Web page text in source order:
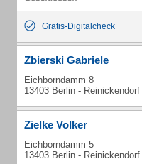
Gratis-Digitalcheck
Zbierski Gabriele
Eichborndamm 8
13403 Berlin - Reinickendorf
Zielke Volker
Eichborndamm 5
13403 Berlin - Reinickendorf